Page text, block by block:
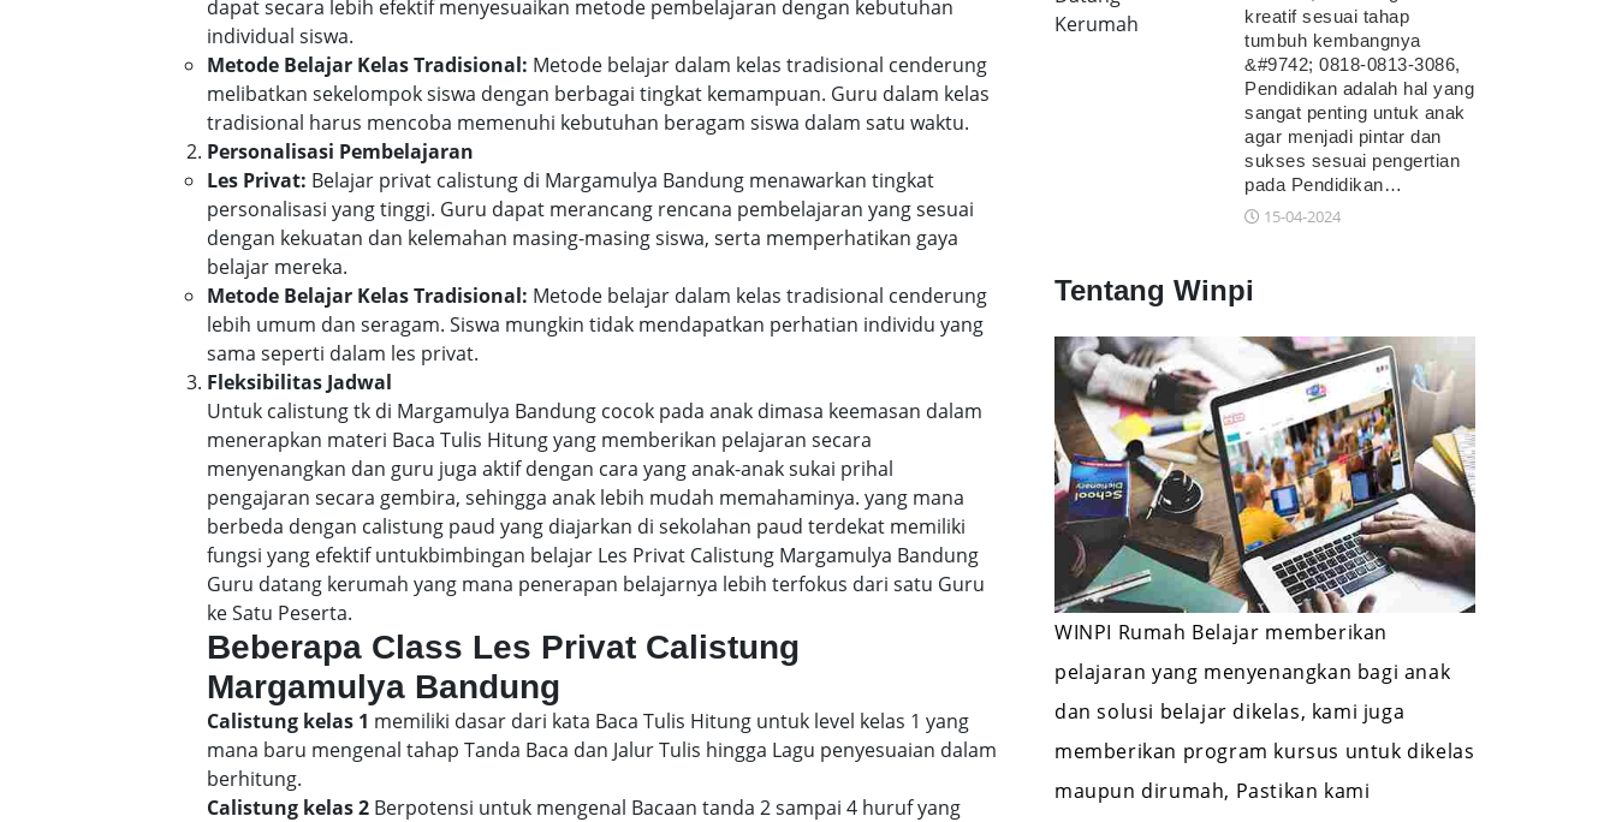
dapat secara lebih efektif menyesuaikan metode pembelajaran dengan kebutuhan
individual siswa.
Metode Belajar Kelas Tradisional: Metode belajar dalam kelas tradisional cenderung
melibatkan sekelompok siswa dengan berbagai tingkat kemampuan. Guru dalam kelas
tradisional harus mencoba memenuhi kebutuhan beragam siswa dalam satu waktu.
Personalisasi Pembelajaran
Les Privat: Belajar privat calistung di Margamulya Bandung menawarkan tingkat
personalisasi yang tinggi. Guru dapat merancang rencana pembelajaran yang sesuai
dengan kekuatan dan kelemahan masing-masing siswa, serta memperhatikan gaya
belajar mereka.
Metode Belajar Kelas Tradisional: Metode belajar dalam kelas tradisional cenderung
lebih umum dan seragam. Siswa mungkin tidak mendapatkan perhatian individu yang
sama seperti dalam les privat.
Fleksibilitas Jadwal
Untuk calistung tk di Margamulya Bandung cocok pada anak dimasa keemasan dalam
menerapkan materi Baca Tulis Hitung yang memberikan pelajaran secara
menyenangkan dan guru juga aktif dengan cara yang anak-anak sukai prihal
pengajaran secara gembira, sehingga anak lebih mudah memahaminya. yang mana
berbeda dengan calistung paud yang diajarkan di sekolahan paud terdekat memiliki
fungsi yang efektif untukbimbingan belajar Les Privat Calistung Margamulya Bandung
Guru datang kerumah yang mana penerapan belajarnya lebih terfokus dari satu Guru
ke Satu Peserta.
Beberapa Class Les Privat Calistung
Margamulya Bandung
Calistung kelas 1 memiliki dasar dari kata Baca Tulis Hitung untuk level kelas 1 yang
mana baru mengenal tahap Tanda Baca dan Jalur Tulis hingga Lagu penyesuaian dalam
berhitung.
Calistung kelas 2 Berpotensi untuk mengenal Bacaan tanda 2 sampai 4 huruf yang
Kerumah
kreatif sesuai tahap
tumbuh kembangnya
&#9742; 0818-0813-3086,
Pendidikan adalah hal yang
sangat penting untuk anak
agar menjadi pintar dan
sukses sesuai pengertian
pada Pendidikan…
15-04-2024
Tentang Winpi
WINPI Rumah Belajar memberikan
pelajaran yang menyenangkan bagi anak
dan solusi belajar dikelas, kami juga
memberikan program kursus untuk dikelas
maupun dirumah, Pastikan kami